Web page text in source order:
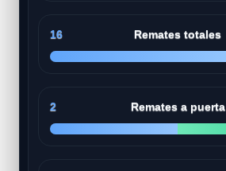
16 Remates totales
2 Remates a puerta